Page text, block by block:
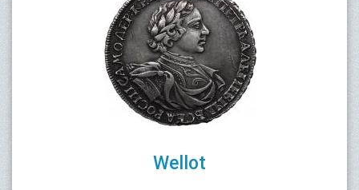
Wellot